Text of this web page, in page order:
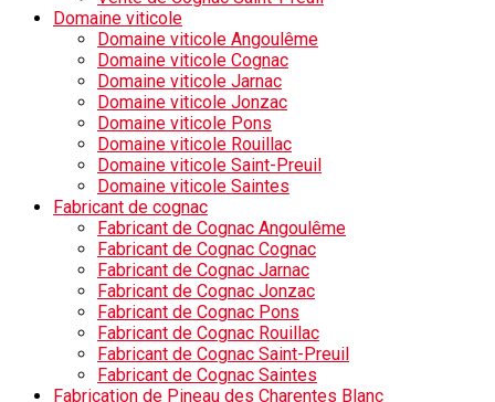
Domaine viticole
Domaine viticole Angoulême
Domaine viticole Cognac
Domaine viticole Jarnac
Domaine viticole Jonzac
Domaine viticole Pons
Domaine viticole Rouillac
Domaine viticole Saint-Preuil
Domaine viticole Saintes
Fabricant de cognac
Fabricant de Cognac Angoulême
Fabricant de Cognac Cognac
Fabricant de Cognac Jarnac
Fabricant de Cognac Jonzac
Fabricant de Cognac Pons
Fabricant de Cognac Rouillac
Fabricant de Cognac Saint-Preuil
Fabricant de Cognac Saintes
Fabrication de Pineau des Charentes Blanc